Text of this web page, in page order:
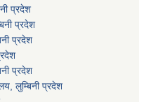
प्रदेश
प्रदेश
प्रदेश
प्रदेश
लुम्बिनी प्रदेश